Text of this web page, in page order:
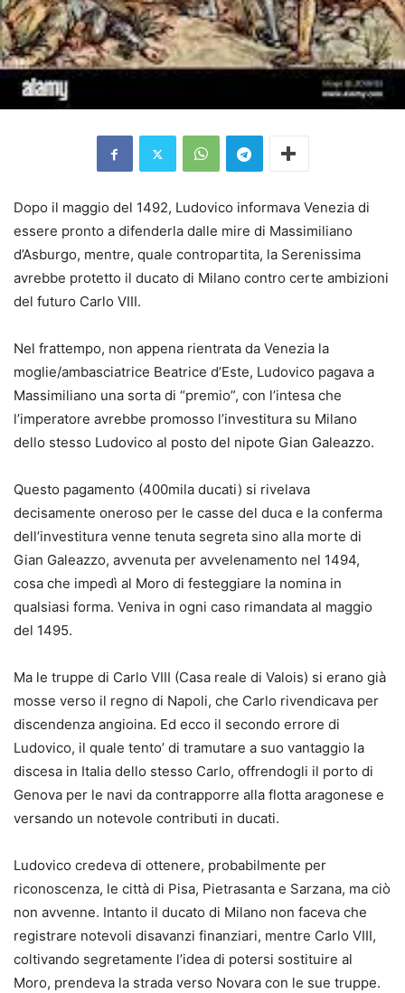
Dopo il maggio del 1492, Ludovico informava Venezia di
essere pronto a difenderla dalle mire di Massimiliano
d’Asburgo, mentre, quale contropartita, la Serenissima
avrebbe protetto il ducato di Milano contro certe ambizioni
del futuro Carlo VIII.
Nel frattempo, non appena rientrata da Venezia la
moglie/ambasciatrice Beatrice d’Este, Ludovico pagava a
Massimiliano una sorta di “premio”, con l’intesa che
l’imperatore avrebbe promosso l’investitura su Milano
dello stesso Ludovico al posto del nipote Gian Galeazzo.
Questo pagamento (400mila ducati) si rivelava
decisamente oneroso per le casse del duca e la conferma
dell’investitura venne tenuta segreta sino alla morte di
Gian Galeazzo, avvenuta per avvelenamento nel 1494,
cosa che impedì al Moro di festeggiare la nomina in
qualsiasi forma. Veniva in ogni caso rimandata al maggio
del 1495.
Ma le truppe di Carlo VIII (Casa reale di Valois) si erano già
mosse verso il regno di Napoli, che Carlo rivendicava per
discendenza angioina. Ed ecco il secondo errore di
Ludovico, il quale tento’ di tramutare a suo vantaggio la
discesa in Italia dello stesso Carlo, offrendogli il porto di
Genova per le navi da contrapporre alla flotta aragonese e
versando un notevole contributi in ducati.
Ludovico credeva di ottenere, probabilmente per
riconoscenza, le città di Pisa, Pietrasanta e Sarzana, ma ciò
non avvenne. Intanto il ducato di Milano non faceva che
registrare notevoli disavanzi finanziari, mentre Carlo VIII,
coltivando segretamente l’idea di potersi sostituire al
Moro, prendeva la strada verso Novara con le sue truppe.